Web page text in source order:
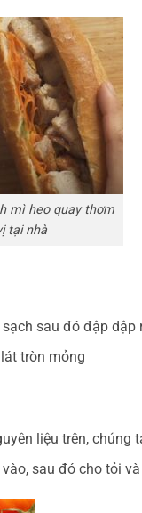
mì heo quay thơm
tại nhà
sau đó đập dập
tròn mỏng
liệu trên,
sau đó cho tỏi